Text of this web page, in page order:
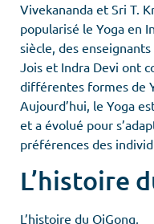
Vivekananda et Sri T.
popularisé le Yoga en
siècle, des
Jois et Indra Devi ont
différentes formes de
Aujourd’hui, le Yoga
et a évolué pour
préférences des
L’histoire
L’histoire du QiGong,